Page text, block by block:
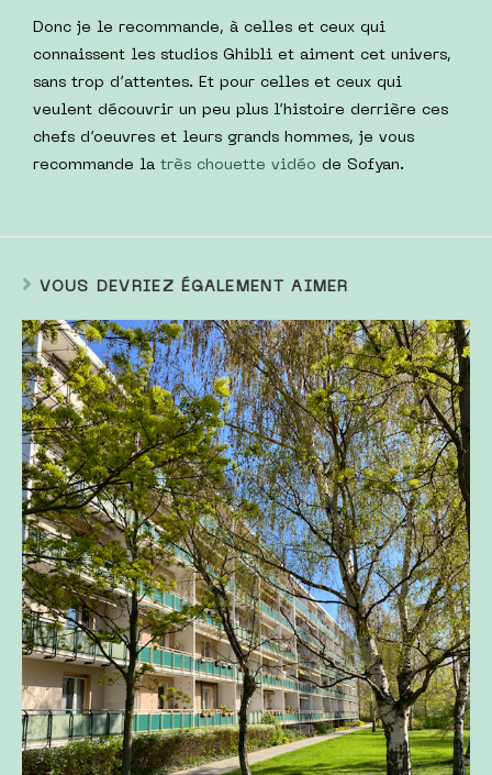
Donc je le recommande, à celles et ceux qui
connaissent les studios Ghibli et aiment cet univers,
sans trop d’attentes. Et pour celles et ceux qui
veulent découvrir un peu plus l’histoire derrière ces
chefs d’oeuvres et leurs grands hommes, je vous
recommande la très chouette vidéo de Sofyan.
VOUS DEVRIEZ ÉGALEMENT AIMER